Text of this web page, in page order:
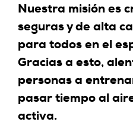
Nuestra misión es
seguras y de alta
para todos en el
Gracias a esto,
personas a
pasar tiempo al
activa.